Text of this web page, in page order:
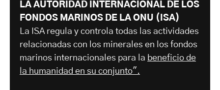
LA AUTORIDAD INTERNACIONAL DE LOS
FONDOS MARINOS DE LA ONU (ISA)
La ISA regula y controla todas las actividades
relacionadas con los minerales en los fondos
marinos internacionales para la beneficio de
la humanidad en su conjunto".